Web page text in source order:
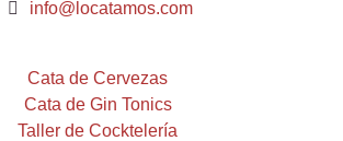
info@locatamos.com
Cata de Cervezas
Cata de Gin Tonics
Taller de Cocktelería